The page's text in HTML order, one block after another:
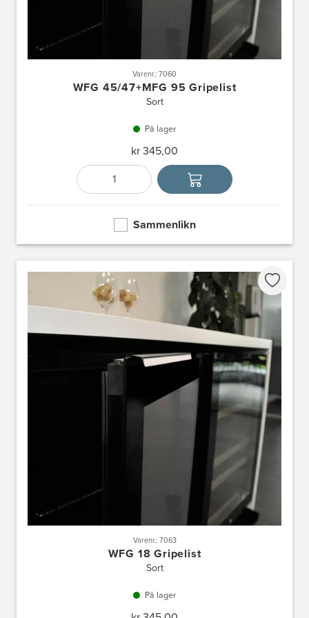
Varenr.: 7060
WFG 45/47+MFG 95 Gripelist
Sort
På lager
kr 345,00
Antall
Velg enhet
Sammenlikn
Varenr.: 7063
WFG 18 Gripelist
Sort
På lager